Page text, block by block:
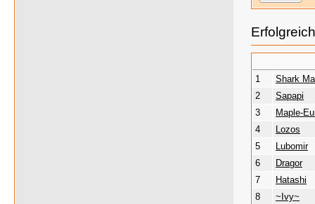
1
Shark
2
Sapapi
3
Maple-
4
Lozos
5
Lubomir
6
Dragor
7
Hatashi
8
~Ivy~